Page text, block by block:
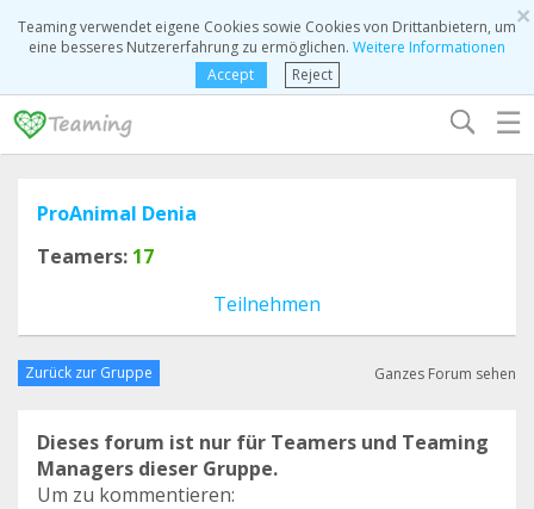
×
Teaming verwendet eigene Cookies sowie Cookies von Drittanbietern, um
eine besseres Nutzererfahrung zu ermöglichen. Weitere Informationen
Accept
Reject
☰
ProAnimal Denia
Teamers: 17
Teilnehmen
Zurück zur Gruppe Ganzes Forum sehen
Dieses forum ist nur für Teamers und Teaming
Managers dieser Gruppe.
Um zu kommentieren: